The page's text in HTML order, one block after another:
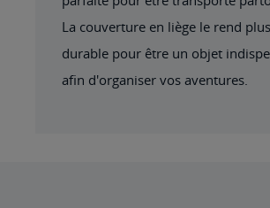
La couverture en liège le rend
durable pour être un objet
afin d'organiser vos aventures.